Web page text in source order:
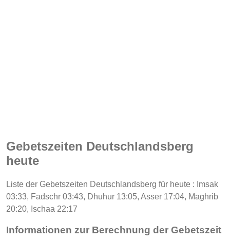
Gebetszeiten Deutschlandsberg
heute
Liste der Gebetszeiten Deutschlandsberg für heute : Imsak
03:33, Fadschr 03:43, Dhuhur 13:05, Asser 17:04, Maghrib
20:20, Ischaa 22:17
Informationen zur Berechnung der Gebetszeit